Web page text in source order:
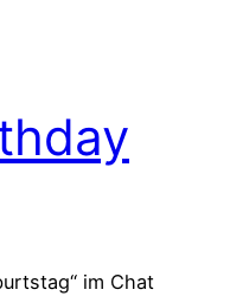
im Chat